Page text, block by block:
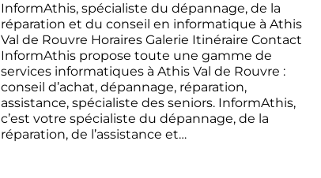
InformAthis, spécialiste du dépannage, de la
réparation et du conseil en informatique à Athis
Val de Rouvre Horaires Galerie Itinéraire Contact
InformAthis propose toute une gamme de
services informatiques à Athis Val de Rouvre :
conseil d’achat, dépannage, réparation,
assistance, spécialiste des seniors. InformAthis,
c’est votre spécialiste du dépannage, de la
réparation, de l’assistance et…